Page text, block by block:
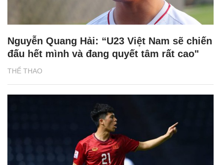
THỂ THAO
Nguyễn Quang Hải: “U23 Việt Nam sẽ chiến
đấu hết mình và đang quyết tâm rất cao"